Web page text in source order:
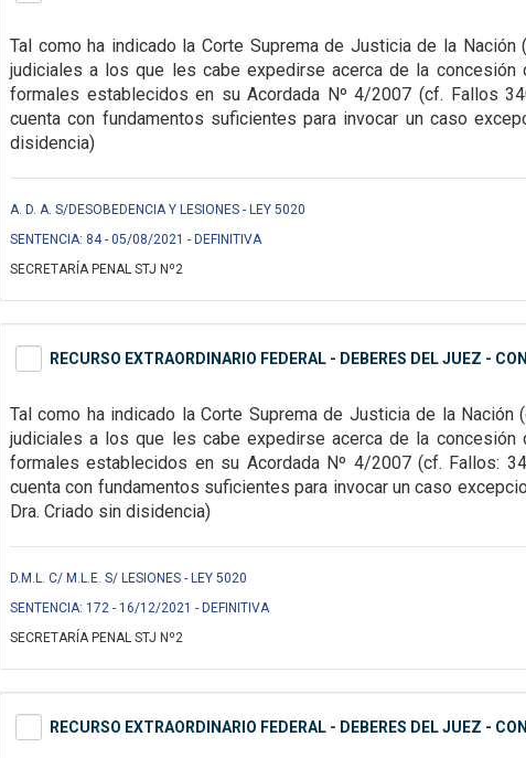
Tal como ha indicado la Corte Suprema de Justicia de la Nación
judiciales a los que les cabe expedirse acerca de la concesión
formales establecidos en su Acordada Nº 4/2007 (cf. Fallos
cuenta con fundamentos suficientes para invocar un caso
disidencia)
A. D. A. S/DESOBEDENCIA Y LESIONES - LEY 5020
SENTENCIA: 84 - 05/08/2021 - DEFINITIVA
SECRETARÍA PENAL STJ Nº2
RECURSO EXTRAORDINARIO FEDERAL - DEBERES DEL JUEZ -
Tal como ha indicado la Corte Suprema de Justicia de la Nación
judiciales a los que les cabe expedirseacerca de la
formalesestablecidos en su Acordada Nº 4/2007 (cf. Fallos:
cuenta con fundamentos suficientes para invocar un caso
Dra. Criado sin disidencia)
D.M.L. C/ M.L.E. S/ LESIONES - LEY 5020
SENTENCIA: 172 - 16/12/2021 - DEFINITIVA
SECRETARÍA PENAL STJ Nº2
RECURSO EXTRAORDINARIO FEDERAL - DEBERES DEL JUEZ -